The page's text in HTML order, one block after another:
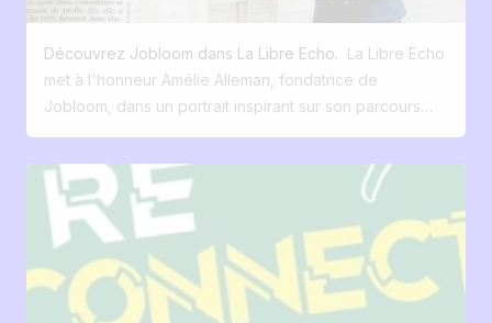
canaux, puis on s'étonne que les candidatures ne
soient pas au rendez-vous ou qu'elles ne
correspondent pas aux attentes. Cette logique
appartient à un autre temps. Aujourd'hui, l'entonnoir du
lisent, comparent, évaluent la crédibilité d'un projet et
la cohérence d'un discours. Ils cherchent à
comprendre comment les décisions sont prises, quel
est le rapport au pouvoir, à l'autonomie, à la
responsabilité. Autrement dit, ils évaluent la
gouvernance, bien avant de se prononcer sur un
un clic, et de gérer les candidatures simplement grâce
inspirant sur l’avenir du recrutement digitalisé.
Découvrez Jobloom dans La Libre Echo. La Libre Echo
met à l'honneur Amélie Alleman, fondatrice de
Jobloom, dans un portrait inspirant sur son parcours
revient sur la naissance de Jobloom, son
positionnement innovant, et sa mission : simplifier le
recrutement grâce à la tech. Amélie Alleman mise à
l'honneur dans La Libre Echo : retour sur la genèse de
Jobloom Nous avons le plaisir de partager un bel
article paru dans l’édition du week-end de La Libre